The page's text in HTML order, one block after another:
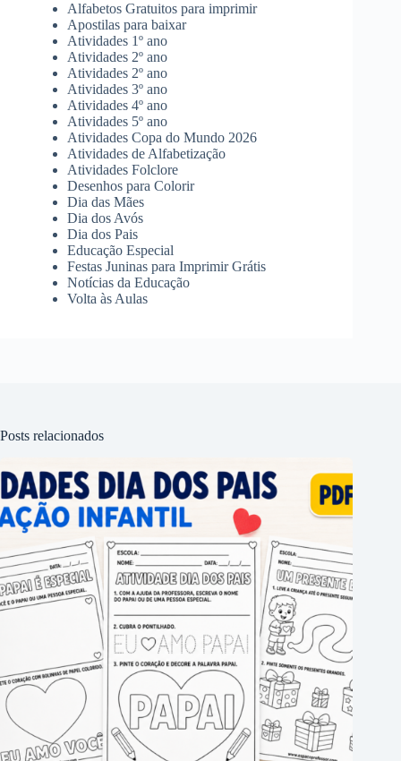
Alfabetos Gratuitos para imprimir
Apostilas para baixar
Atividades 1º ano
Atividades 2º ano
Atividades 2º ano
Atividades 3º ano
Atividades 4º ano
Atividades 5º ano
Atividades Copa do Mundo 2026
Atividades de Alfabetização
Atividades Folclore
Desenhos para Colorir
Dia das Mães
Dia dos Avós
Dia dos Pais
Educação Especial
Festas Juninas para Imprimir Grátis
Notícias da Educação
Volta às Aulas
Posts relacionados